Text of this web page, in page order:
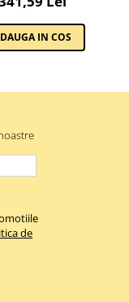
IN COS
de